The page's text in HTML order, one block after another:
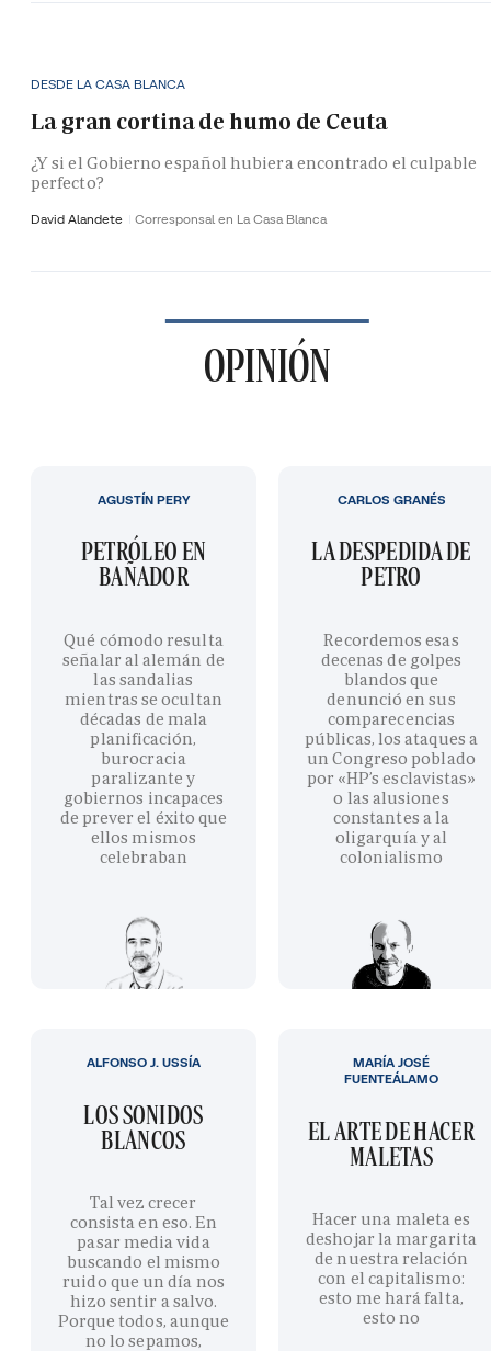
DESDE LA CASA BLANCA
La gran cortina de humo de Ceuta
¿Y si el Gobierno español hubiera encontrado el culpable
perfecto?
David Alandete Corresponsal en La Casa Blanca
OPINIÓN
PETRÓLEO EN
BAÑADOR
Qué cómodo resulta
señalar al alemán de
las sandalias
mientras se ocultan
décadas de mala
planificación,
burocracia
paralizante y
gobiernos incapaces
de prever el éxito que
ellos mismos
celebraban
AGUSTÍN PERY
LA DESPEDIDA DE
PETRO
Recordemos esas
decenas de golpes
blandos que
denunció en sus
comparecencias
públicas, los ataques a
un Congreso poblado
por «HP’s esclavistas»
o las alusiones
constantes a la
oligarquía y al
colonialismo
CARLOS GRANÉS
LOS SONIDOS
BLANCOS
Tal vez crecer
consista en eso. En
pasar media vida
buscando el mismo
ruido que un día nos
hizo sentir a salvo.
Porque todos, aunque
no lo sepamos,
ALFONSO J. USSÍA
EL ARTE DE HACER
MALETAS
Hacer una maleta es
deshojar la margarita
de nuestra relación
con el capitalismo:
esto me hará falta,
esto no
MARÍA JOSÉ
FUENTEÁLAMO